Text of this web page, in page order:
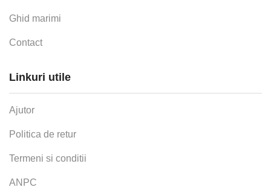
Ghid marimi
Contact
Linkuri utile
Ajutor
Politica de retur
Termeni si conditii
ANPC